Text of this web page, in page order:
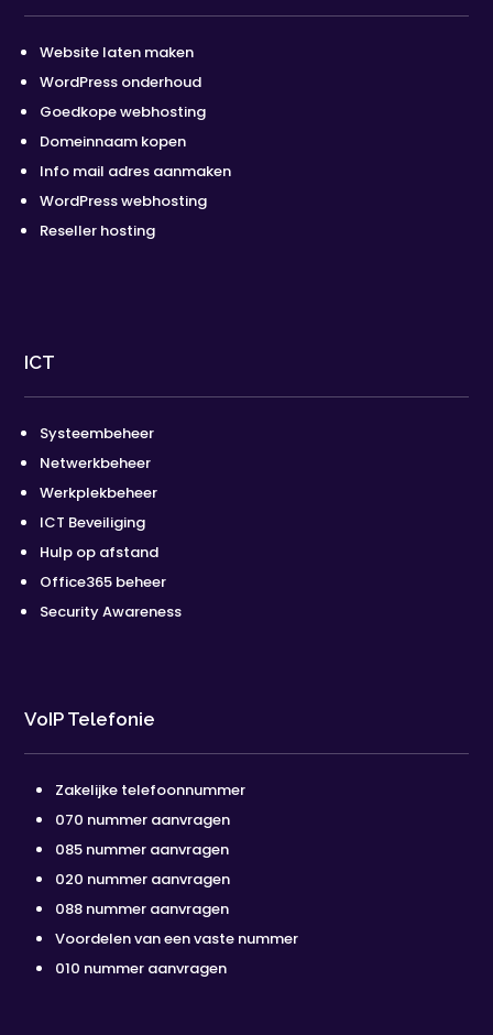
Website laten maken
WordPress onderhoud
Goedkope webhosting
Domeinnaam kopen
Info mail adres aanmaken
WordPress webhosting
Reseller hosting
ICT
Systeembeheer
Netwerkbeheer
Werkplekbeheer
ICT Beveiliging
Hulp op afstand
Office365 beheer
Security Awareness
VoIP Telefonie
Zakelijke telefoonnummer
070 nummer aanvragen
085 nummer aanvragen
020 nummer aanvragen
088 nummer aanvragen
Voordelen van een vaste nummer
010 nummer aanvragen